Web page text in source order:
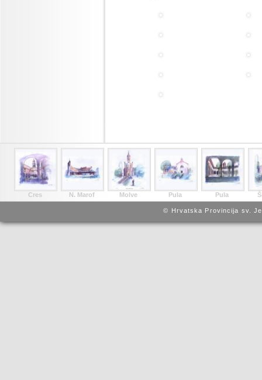
Cres N. Marof Molve Pula Pula
© Hrvatska Provincija sv.